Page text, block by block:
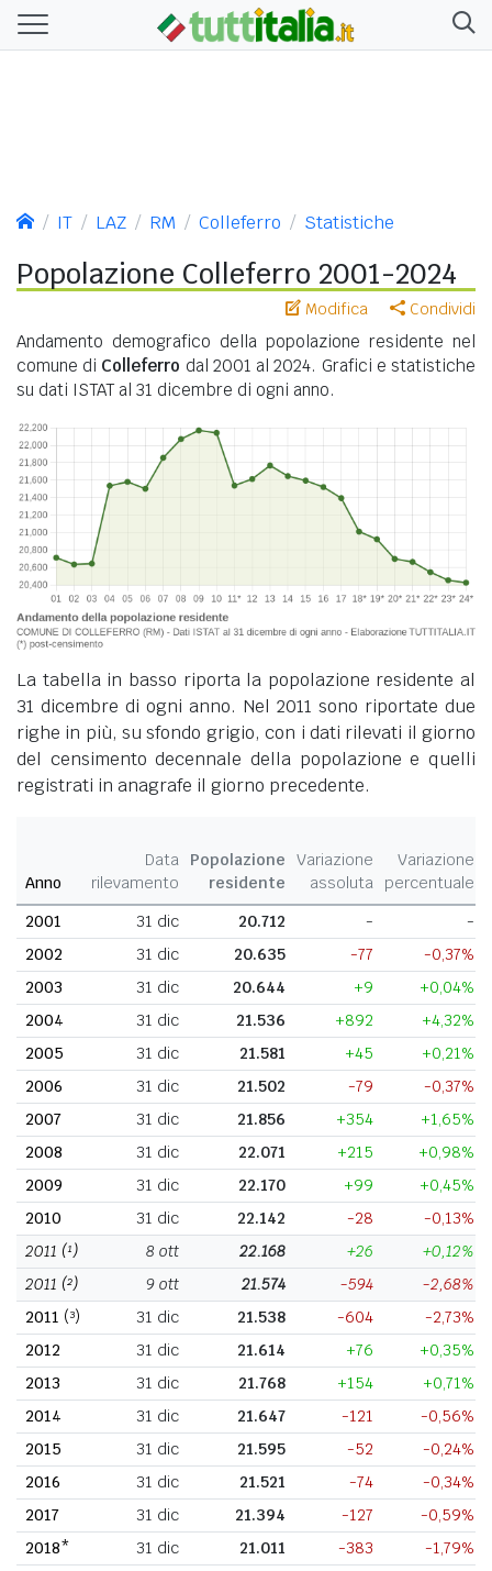
IT LAZ RM Colleferro Statistiche
Popolazione Colleferro 2001-2024
Modifica Condividi
Andamento demografico della popolazione residente nel
comune di Colleferro dal 2001 al 2024. Grafici e statistiche
su dati ISTAT al 31 dicembre di ogni anno.
La tabella in basso riporta la popolazione residente al
31 dicembre di ogni anno. Nel 2011 sono riportate due
righe in più, su sfondo grigio, con i dati rilevati il giorno
del censimento decennale della popolazione e quelli
registrati in anagrafe il giorno precedente.
Anno
Data
rilevamento
Popolazione
residente
Variazione
assoluta
Variazione
percentuale
2001
31 dic 20.712 -
-
2002
31 dic 20.635 -77
-0,37%
2003
31 dic 20.644 +9
+0,04%
2004
31 dic 21.536 +892
+4,32%
2005
31 dic 21.581 +45
+0,21%
2006
31 dic 21.502 -79
-0,37%
2007
31 dic 21.856 +354
+1,65%
2008
31 dic 22.071 +215
+0,98%
2009
31 dic 22.170 +99
+0,45%
2010
31 dic 22.142 -28
-0,13%
2011 (¹) 8 ott 22.168 +26
+0,12%
2011 (²) 9 ott 21.574 -594
-2,68%
2011 (³) 31 dic 21.538 -604
-2,73%
2012
31 dic 21.614 +76
+0,35%
2013
31 dic 21.768 +154
+0,71%
2014
31 dic 21.647 -121
-0,56%
2015
31 dic 21.595 -52
-0,24%
2016
31 dic 21.521 -74
-0,34%
2017
31 dic 21.394 -127
-0,59%
2018*
31 dic 21.011 -383
-1,79%